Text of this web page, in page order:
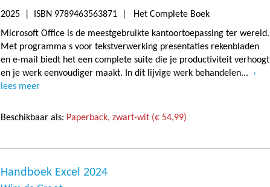
2025 | ISBN 9789463563871 | Het Complete Boek
Microsoft Office is de meestgebruikte kantoortoepassing ter wereld.
Met programma s voor tekstverwerking presentaties rekenbladen
en e-mail biedt het een complete suite die je productiviteit verhoogt
en je werk eenvoudiger maakt. In dit lijvige werk behandelen...
lees meer
Beschikbaar als: Paperback, zwart-wit (€ 54,99)
Handboek Excel 2024